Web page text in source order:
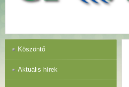
Köszöntő
Aktuális hírek